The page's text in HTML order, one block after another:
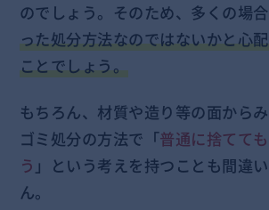
のでしょう。そのため、多くの場
った処分方法なのではないかと心
ことでしょう。
もちろん、材質や造り等の面から
ゴミ処分の方法で「普通に捨てて
う 」という考えを持つことも間違
ん。